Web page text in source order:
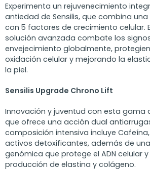
Experimenta un rejuvenecimiento
antiedad de Sensilis, que combina
con 5 factores de crecimiento celular.
solución avanzada combate los
envejecimiento globalmente,
oxidación celular y mejorando la
la piel.
Sensilis Upgrade Chrono Lift
Innovación y juventud con esta gama
que ofrece una acción dual
composición intensiva incluye
activos detoxificantes, además de
genómica que protege el ADN celular
producción de elastina y colágeno.